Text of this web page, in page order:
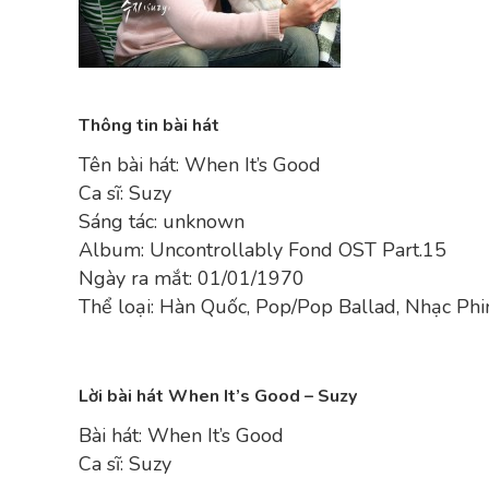
Thông tin bài hát
Tên bài hát: When It’s Good
Ca sĩ: Suzy
Sáng tác: unknown
Album: Uncontrollably Fond OST Part.15
Ngày ra mắt: 01/01/1970
Thể loại: Hàn Quốc, Pop/Pop Ballad, Nhạc
Lời bài hát When It’s Good – Suzy
Bài hát: When It’s Good
Ca sĩ: Suzy